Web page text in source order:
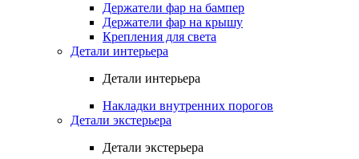
Держатели фар на бампер
Держатели фар на крышу
Крепления для света
Детали интерьера
Детали интерьера
Накладки внутренних порогов
Детали экстерьера
Детали экстерьера